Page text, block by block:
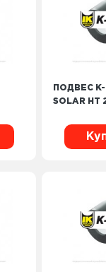
ПОДВЕС K-
SOLAR HT